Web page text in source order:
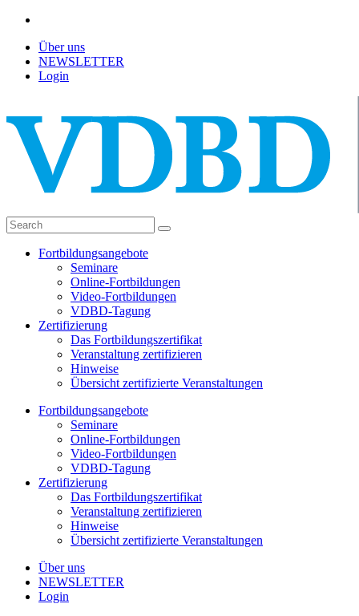
Über uns
NEWSLETTER
Login
Fortbildungsangebote
Seminare
Online-Fortbildungen
Video-Fortbildungen
VDBD-Tagung
Zertifizierung
Das Fortbildungszertifikat
Veranstaltung zertifizieren
Hinweise
Übersicht zertifizierte Veranstaltungen
Fortbildungsangebote
Seminare
Online-Fortbildungen
Video-Fortbildungen
VDBD-Tagung
Zertifizierung
Das Fortbildungszertifikat
Veranstaltung zertifizieren
Hinweise
Übersicht zertifizierte Veranstaltungen
Über uns
NEWSLETTER
Login